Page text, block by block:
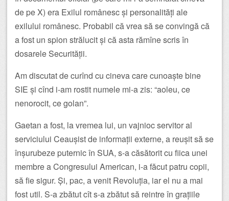
de pe X) era Exilul românesc și personalități ale
exilului românesc. Probabil că vrea să se convingă că
a fost un spion strălucit și că asta rămîne scris în
dosarele Securității.
Am discutat de curînd cu cineva care cunoaște bine
SIE și cînd i-am rostit numele mi-a zis: “aoleu, ce
nenorocit, ce golan”.
Gaetan a fost, la vremea lui, un vajnioc servitor al
serviciului Ceaușist de informații externe, a reușit să se
înșurubeze puternic în SUA, s-a căsătorit cu fiica unei
membre a Congresului American, i-a făcut patru copii,
să fie sigur. Și, pac, a venit Revoluția, iar el nu a mai
fost util. S-a zbătut cît s-a zbătut să reintre în grațiile